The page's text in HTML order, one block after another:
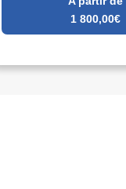
1 800,00€